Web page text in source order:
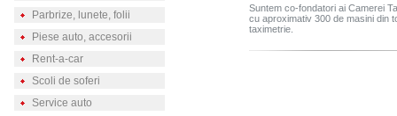
Parbrize, lunete, folii
Piese auto, accesorii
Rent-a-car
Scoli de soferi
Service auto
Suntem co-fondatori ai Camerei
cu aproximativ 300 de masini din
taximetrie.